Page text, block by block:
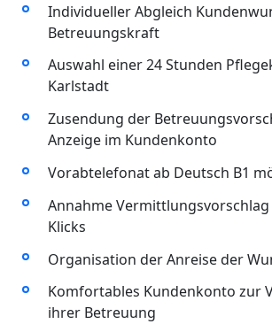
Individueller Abgleich
Betreuungskraft
Auswahl einer 24 Stunden
Karlstadt
Zusendung der
Anzeige im Kundenkonto
Vorabtelefonat ab Deutsch B1
Annahme
Klicks
Organisation der Anreise der
Komfortables Kundenkonto zur
ihrer Betreuung